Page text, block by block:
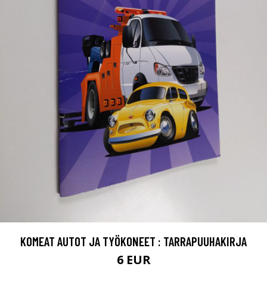
KOMEAT AUTOT JA TYÖKONEET : TARRAPUUHAKIRJA
6 EUR